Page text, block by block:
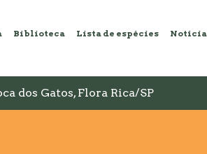
Biblioteca Lista de espécies
dos Gatos, Flora Rica/SP